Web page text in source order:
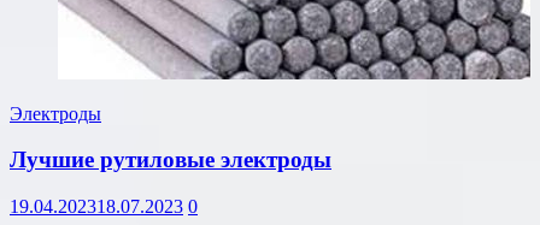
Электроды
Лучшие рутиловые электроды
19.04.202318.07.2023 0